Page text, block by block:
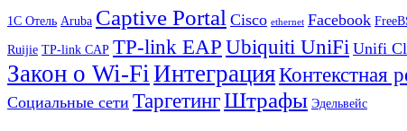
1С Отель Aruba Captive Portal Cisco ethernet Facebook
Ruijie TP-link CAP TP-link EAP Ubiquiti UniFi Unifi
Закон о Wi-Fi ИнтеграцияКонтекстная
Социальные сети ТаргетингШтрафы Эдельвейс